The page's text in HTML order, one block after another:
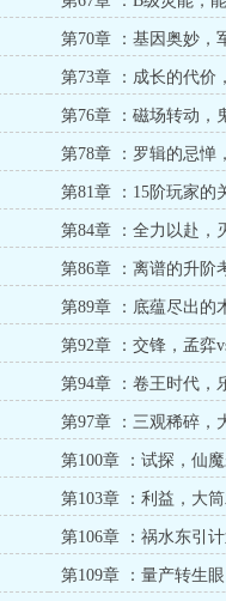
第70章 ：基因奥妙，
第73章 ：成长的代价
第76章 ：磁场转动，
第78章 ：罗辑的忌惮
报第81章 ：15阶玩家的
第84章 ：全力以赴，
第86章 ：离谱的升阶
第89章 ：底蕴尽出的
第92章 ：交锋，孟弈
第94章 ：卷王时代，
第97章 ：三观稀碎，
第100章 ：试探，仙
第103章 ：利益，大
第106章 ：祸水东引计
第109章 ：量产转生